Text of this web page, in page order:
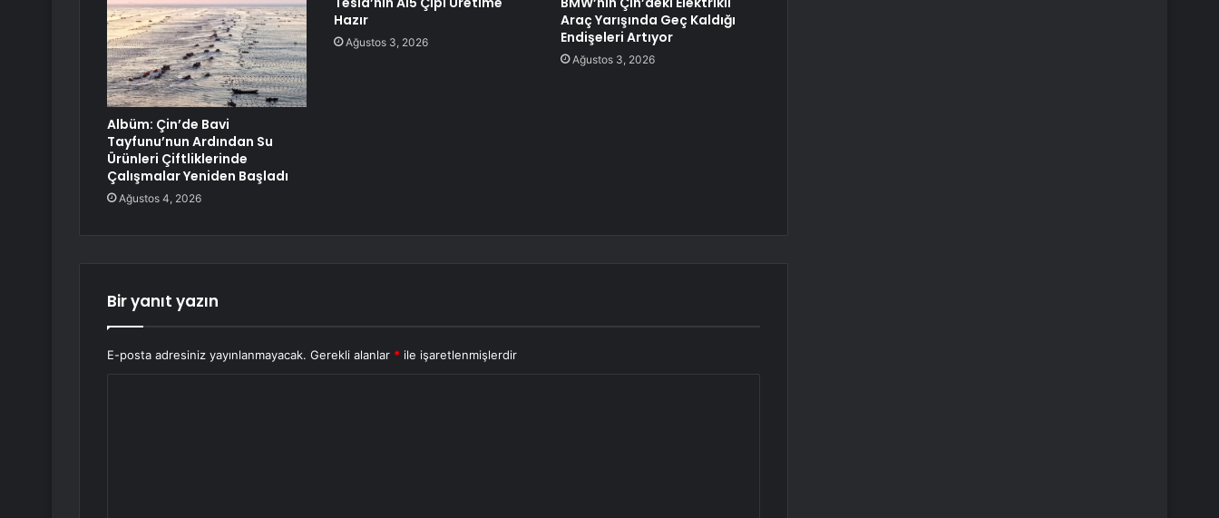
Albüm: Çin’de Bavi
Tayfunu’nun Ardından Su
Ürünleri Çiftliklerinde
Çalışmalar Yeniden Başladı
Ağustos 4, 2026
Hazır
Ağustos 3, 2026
Araç Yarışında Geç Kaldığı
Endişeleri Artıyor
Ağustos 3, 2026
Bir yanıt yazın
E-posta adresiniz yayınlanmayacak. Gerekli alanlar * ile işaretlenmişlerdir